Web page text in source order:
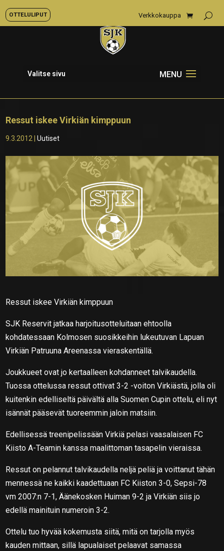
OTTELULIPUT Verkkokauppa
Valitse sivu
Ressut iskee Virkiän kimppuun
9.3.2012 |Uutiset
Ressut iskee Virkiän kimppuun
SJK Reservit jatkaa harjoitusotteluitaan ehtoolla
kohdatessaan Kolmosen suosikkeihin lukeutuvan Lapuan
Virkiän Patruuna Areenassa vieraskentällä.
Joukkueet ovat jo kertaalleen kohdanneet talvikaudella.
Tuossa ottelussa ressut ottivat 3-2 -voiton Virkiästä, jolla oli
kuitenkin edelliseltä päivältä alla Suomen Cupin ottelu, eli nyt
isännät pääsevät tuoreemmin jaloin matsiin.
Edellisessä treenipelissään Virkiä pelasi vaasalaisen FC
Kiisto A-Teamin kanssa maalittoman tasapelin vieraissa.
Ressut on pelannut talvikaudella neljä peliä ja voittanut tähän
mennessä ne kaikki kaadettuaan FC Kiiston 3-0, Sepsi-78
vm 2007:n 7-1, Äänekosken Huiman 9-2 ja Virkiän siis jo
edellä mainituin numeroin 3-2.
Ottelu tuo hyvää kokemusta siitä, mitä on tarjolla myös
kauden mittaan, sillä lapualaiset pelaavat samassa